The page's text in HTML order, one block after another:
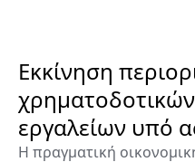
Εκκίνηση
εργαλείων υπό
Η πραγματική